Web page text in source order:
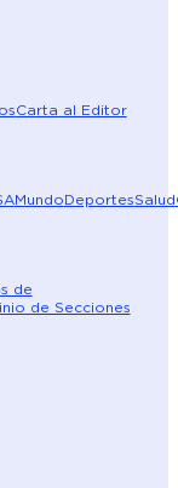
Carta al Editor
MundoDeportesSalud
de
de Secciones